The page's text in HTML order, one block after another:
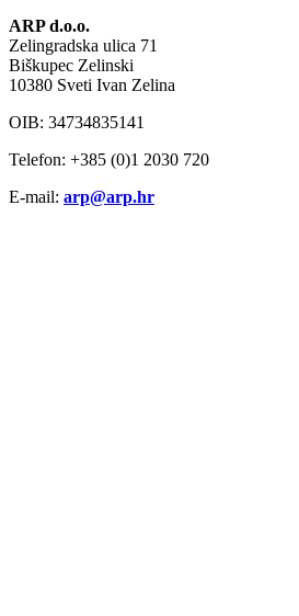
ARP d.o.o.
Zelingradska ulica 71
Biškupec Zelinski
10380 Sveti Ivan Zelina
OIB: 34734835141
Telefon: +385 (0)1 2030 720
E-mail: arp@arp.hr